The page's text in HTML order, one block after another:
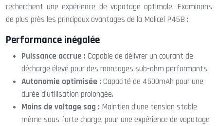
recherchent une expérience de vapotage optimale. Examinons
de plus près les principaux avantages de la Molicel P45B :
Performance inégalée
Puissance accrue : Capable de délivrer un courant de
décharge élevé pour des montages sub-ohm performants.
Autonomie optimisée : Capacité de 4500mAh pour une
durée d’utilisation prolongée.
Moins de voltage sag : Maintien d’une tension stable
même sous forte charge, pour une expérience de vapotage